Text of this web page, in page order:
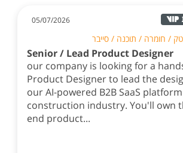
05/07/2026
/ חומרה / תוכנה / סייבר
Senior / Lead Product Designer
our company is looking for a
Product Designer to lead the
our AI-powered B2B SaaS
construction industry. You'll own
end product...